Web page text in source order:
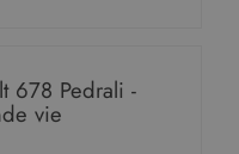
678 Pedrali -
vie